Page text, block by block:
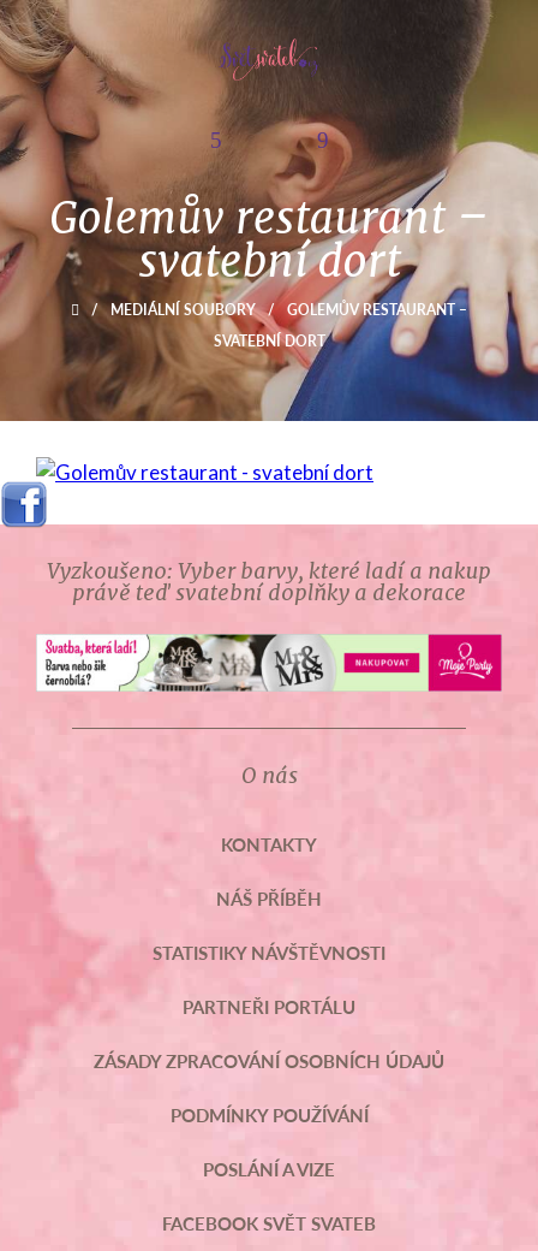
Golemův restaurant –
svatební dort
/ MEDIÁLNÍ SOUBORY / GOLEMŮV RESTAURANT –
SVATEBNÍ DORT
Vyzkoušeno: Vyber barvy, které ladí a nakup
právě teď svatební doplňky a dekorace
O nás
KONTAKTY
NÁŠ PŘÍBĚH
STATISTIKY NÁVŠTĚVNOSTI
PARTNEŘI PORTÁLU
ZÁSADY ZPRACOVÁNÍ OSOBNÍCH ÚDAJŮ
PODMÍNKY POUŽÍVÁNÍ
POSLÁNÍ A VIZE
FACEBOOK SVĚT SVATEB